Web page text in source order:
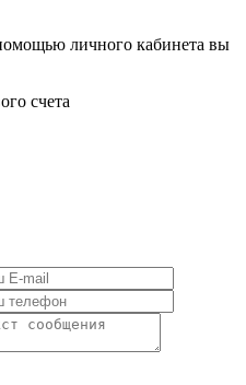
личного кабинета вы
счета